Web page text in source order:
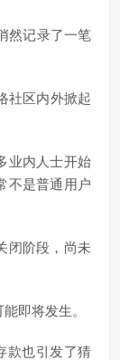
然记录了一笔
社区内外掀起
业内人士开始
不是普通用户
闭阶段，尚未
即将发生。
款也引发了猜